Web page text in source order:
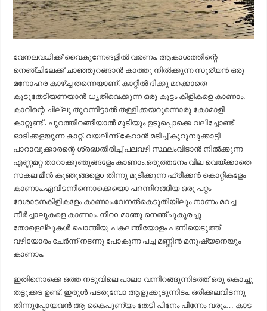
വേനലവധിക്ക് വൈകുന്നേങളിൽ വരണം. ആകാശത്തിന്റെ
നെഞ്ചിലേക്ക് ചാഞ്ഞുറങ്ങാൻ കാത്തു നിൽക്കുന്ന സൂര്യൻ ഒരു
മനോഹര കാഴ്ച്ച തന്നെയാണ്. കാറ്റിൽ ദിക്കു മറക്കാതെ
കൂടുതേടിയണയാൻ ധൃതിവെക്കുന്ന ഒരു കൂട്ടം കിളികളെ കാണാം.
കാറിന്റെ ചില്ലു തുറന്നിട്ടാൽ തള്ളിക്കയറുന്നൊരു കോമാളി
കാറ്റുണ്ട് . പുറത്തിറങ്ങിയാൽ മുടിയും ഉടുപ്പൊക്കെ വലിച്ചോണ്ട്
ഓടിക്കളയുന്ന കാറ്റ്. വയലീന്ന് കേറാൻ മടിച്ച് കുറുമ്പുക്കാട്ടി
പാറാവുക്കാരന്റെ ശ്രദ്ധതിരിച്ച് പലവഴി സ്ഥലംവിടാൻ നിൽക്കുന്ന
എണ്ണമറ്റ താറാക്കുഞുങ്ങളേം കാണാം.ഒരുത്തനേം വില വെയ്ക്കാതെ
സകല മീൻ കുഞുങ്ങളെo തിന്നു മുടിക്കുന്ന ഫ്രീക്കൻ കൊറ്റികളേം
കാണാം.ഏവിടന്നിന്നൊക്കെയൊ പറന്നിറങ്ങിയ ഒരു പറ്റം
ദേശാടനകിളികളേം കാണാം.വേനൽകെടുതിയിലും നാണം മറച്ച
നീർച്ചാലുകളെ കാണാം. നിറo മാഞു നെഞ്ചുകൂരച്ചു
തോളെല്ലുകൾ പൊന്തിയ, പകലന്തിയോളം പണിയെടുത്ത്
വഴിയോരം ചേർന്ന് നടന്നു പോകുന്ന പച്ച മണ്ണിൻ മനുഷ്യനെയും
കാണാം.
ഇതിനൊക്കെ ഒത്ത നടുവിലെ പാലo വന്നിറങ്ങുന്നിടത്ത് ഒരു കൊച്ചു
തട്ടുക്കട ഉണ്ട്. ഇരുൾ പടരുമ്പോ ആളുക്കൂടുന്നിടം. ഒരിക്കലവിടന്നു
തിന്നുപ്പോയവൻ ആ കൈപുണ്യം തേടി പിനേം പിന്നേം വരും… കാട